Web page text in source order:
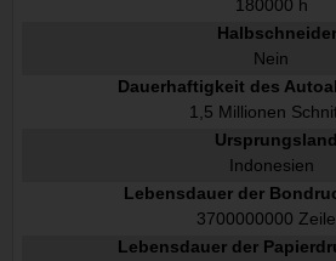
180000 h
Nein
Dauerhaftigkeit des
1,5 Millionen
Indonesien
Lebensdauer der
3700000000
Lebensdauer der